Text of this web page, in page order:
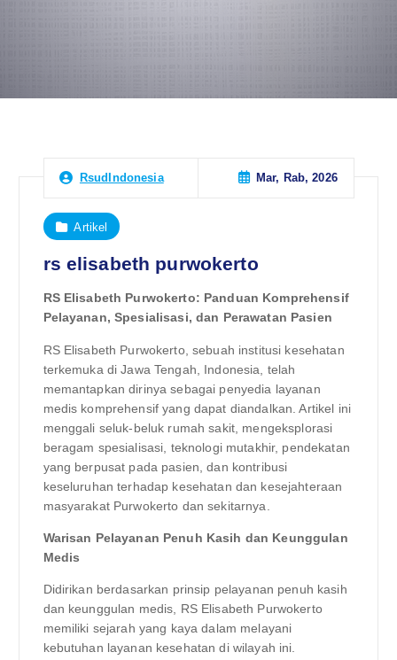
RsudIndonesia Mar, Rab, 2026
Artikel
rs elisabeth purwokerto
RS Elisabeth Purwokerto: Panduan Komprehensif
Pelayanan, Spesialisasi, dan Perawatan Pasien
RS Elisabeth Purwokerto, sebuah institusi kesehatan
terkemuka di Jawa Tengah, Indonesia, telah
memantapkan dirinya sebagai penyedia layanan
medis komprehensif yang dapat diandalkan. Artikel ini
menggali seluk-beluk rumah sakit, mengeksplorasi
beragam spesialisasi, teknologi mutakhir, pendekatan
yang berpusat pada pasien, dan kontribusi
keseluruhan terhadap kesehatan dan kesejahteraan
masyarakat Purwokerto dan sekitarnya.
Warisan Pelayanan Penuh Kasih dan Keunggulan
Medis
Didirikan berdasarkan prinsip pelayanan penuh kasih
dan keunggulan medis, RS Elisabeth Purwokerto
memiliki sejarah yang kaya dalam melayani
kebutuhan layanan kesehatan di wilayah ini.